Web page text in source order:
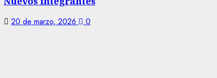
20 de marzo, 2026 0